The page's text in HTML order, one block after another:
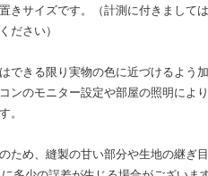
きサイズです。（計測に付きまして
ださい）
できる限り実物の色に近づけるよう
ンのモニター設定や部屋の照明によ
。
ため、縫製の甘い部分や生地の継ぎ